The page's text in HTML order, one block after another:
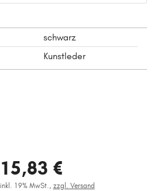
schwarz
Kunstleder
15,83 €
inkl. 19% MwSt., zzgl. Versand